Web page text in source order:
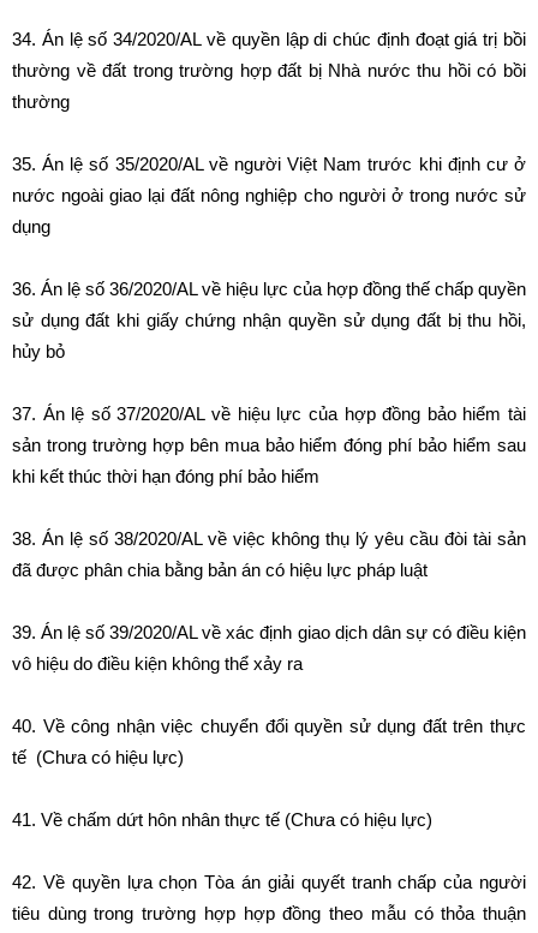
34. Án lệ số 34/2020/AL về quyền lập di chúc định đoạt giá trị bồi
thường về đất trong trường hợp đất bị Nhà nước thu hồi có bồi
thường
35. Án lệ số 35/2020/AL về người Việt Nam trước khi định cư ở
nước ngoài giao lại đất nông nghiệp cho người ở trong nước sử
dụng
36. Án lệ số 36/2020/AL về hiệu lực của hợp đồng thế chấp quyền
sử dụng đất khi giấy chứng nhận quyền sử dụng đất bị thu hồi,
hủy bỏ
37. Án lệ số 37/2020/AL về hiệu lực của hợp đồng bảo hiểm tài
sản trong trường hợp bên mua bảo hiểm đóng phí bảo hiểm sau
khi kết thúc thời hạn đóng phí bảo hiểm
38. Án lệ số 38/2020/AL về việc không thụ lý yêu cầu đòi tài sản
đã được phân chia bằng bản án có hiệu lực pháp luật
39. Án lệ số 39/2020/AL về xác định giao dịch dân sự có điều kiện
vô hiệu do điều kiện không thể xảy ra
40. Về công nhận việc chuyển đổi quyền sử dụng đất trên thực
tế (Chưa có hiệu lực)
41. Về chấm dứt hôn nhân thực tế (Chưa có hiệu lực)
42. Về quyền lựa chọn Tòa án giải quyết tranh chấp của người
tiêu dùng trong trường hợp hợp đồng theo mẫu có thỏa thuận